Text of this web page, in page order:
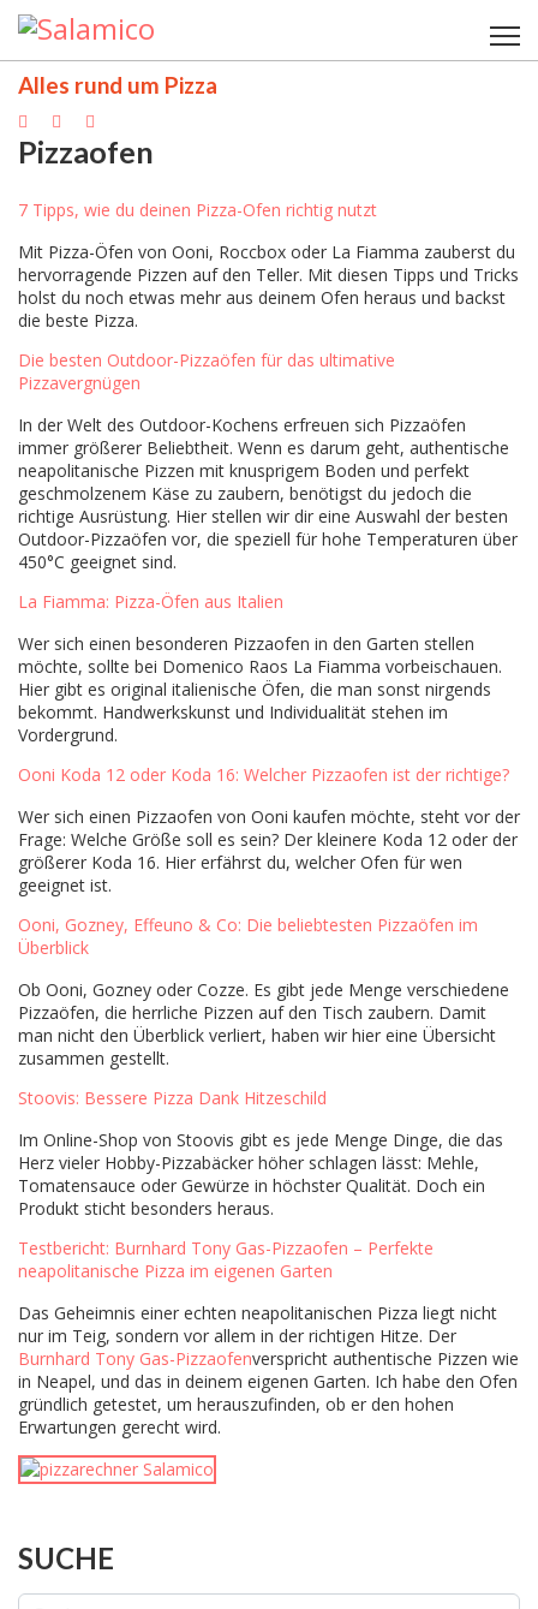
Alles rund um Pizza
Pizzaofen
7 Tipps, wie du deinen Pizza-Ofen richtig nutzt
Mit Pizza-Öfen von Ooni, Roccbox oder La Fiamma zauberst du
hervorragende Pizzen auf den Teller. Mit diesen Tipps und Tricks
holst du noch etwas mehr aus deinem Ofen heraus und backst
die beste Pizza.
Die besten Outdoor-Pizzaöfen für das ultimative
Pizzavergnügen
In der Welt des Outdoor-Kochens erfreuen sich Pizzaöfen
immer größerer Beliebtheit. Wenn es darum geht, authentische
neapolitanische Pizzen mit knusprigem Boden und perfekt
geschmolzenem Käse zu zaubern, benötigst du jedoch die
richtige Ausrüstung. Hier stellen wir dir eine Auswahl der besten
Outdoor-Pizzaöfen vor, die speziell für hohe Temperaturen über
450°C geeignet sind.
La Fiamma: Pizza-Öfen aus Italien
Wer sich einen besonderen Pizzaofen in den Garten stellen
möchte, sollte bei Domenico Raos La Fiamma vorbeischauen.
Hier gibt es original italienische Öfen, die man sonst nirgends
bekommt. Handwerkskunst und Individualität stehen im
Vordergrund.
Ooni Koda 12 oder Koda 16: Welcher Pizzaofen ist der richtige?
Wer sich einen Pizzaofen von Ooni kaufen möchte, steht vor der
Frage: Welche Größe soll es sein? Der kleinere Koda 12 oder der
größerer Koda 16. Hier erfährst du, welcher Ofen für wen
geeignet ist.
Ooni, Gozney, Effeuno & Co: Die beliebtesten Pizzaöfen im
Überblick
Ob Ooni, Gozney oder Cozze. Es gibt jede Menge verschiedene
Pizzaöfen, die herrliche Pizzen auf den Tisch zaubern. Damit
man nicht den Überblick verliert, haben wir hier eine Übersicht
zusammen gestellt.
Stoovis: Bessere Pizza Dank Hitzeschild
Im Online-Shop von Stoovis gibt es jede Menge Dinge, die das
Herz vieler Hobby-Pizzabäcker höher schlagen lässt: Mehle,
Tomatensauce oder Gewürze in höchster Qualität. Doch ein
Produkt sticht besonders heraus.
Testbericht: Burnhard Tony Gas-Pizzaofen – Perfekte
neapolitanische Pizza im eigenen Garten
Das Geheimnis einer echten neapolitanischen Pizza liegt nicht
nur im Teig, sondern vor allem in der richtigen Hitze. Der
Burnhard Tony Gas-Pizzaofenverspricht authentische Pizzen wie
in Neapel, und das in deinem eigenen Garten. Ich habe den Ofen
gründlich getestet, um herauszufinden, ob er den hohen
Erwartungen gerecht wird.
SUCHE
Suchen